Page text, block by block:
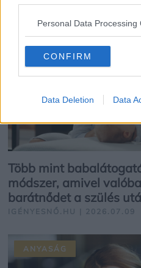
Personal Data Processing
CONFIRM
Data Deletion Data
Több mint
módszer, amivel
barátnődet a szülés
IGÉNYESNŐ.HU | 2026.07.09
ANYASÁG